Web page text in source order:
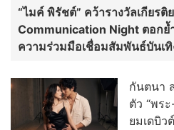
“ไมค์ พิรัชต์” คว้ารางวัลเกียร
Communication Night ตอกย้
ความร่วมมือเชื่อมสัมพันธ์บันเ
กันตนา
ตัว “พร
ยมเดบิว